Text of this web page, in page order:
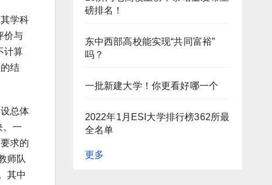
学科
价与
计算
结
总体
。一
求的
师队
其中
磅排名！
东中西部高校能实现“共同富裕”
吗？
一批新建大学！你更看好哪一个
2022年1月ESI大学排行榜362所最
全名单
更多